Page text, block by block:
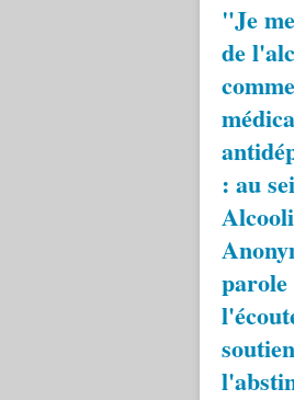
"Je
de
: au
parole